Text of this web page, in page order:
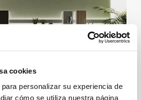
cookies
personalizar su experiencia de
cómo se utiliza nuestra página